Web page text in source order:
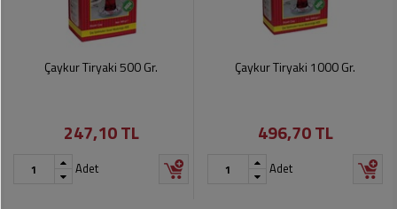
Çaykur Tiryaki 500 Gr.
247,10 TL
Adet
Çaykur Tiryaki 1000 Gr.
496,70 TL
Adet